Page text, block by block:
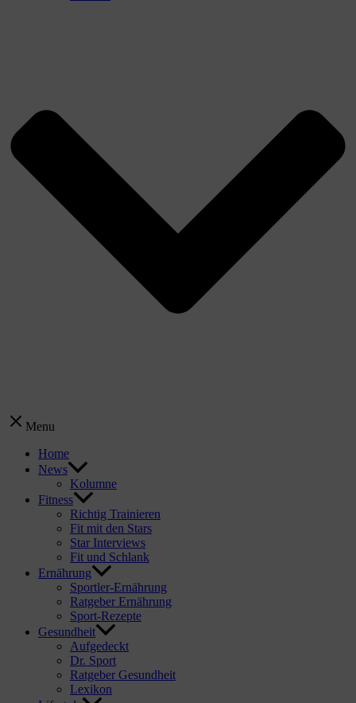
Menu
Home
News
Kolumne
Fitness
Richtig Trainieren
Fit mit den Stars
Star Interviews
Fit und Schlank
Ernährung
Sportler-Ernährung
Ratgeber Ernährung
Sport-Rezepte
Gesundheit
Aufgedeckt
Dr. Sport
Ratgeber Gesundheit
Lexikon